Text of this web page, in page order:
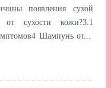
появления сухой
от сухости кожи?3.1
Шампунь от...